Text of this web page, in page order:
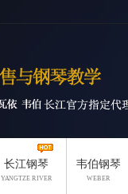
长江钢琴
YANGTZE RIVER
韦伯钢琴
WEBER